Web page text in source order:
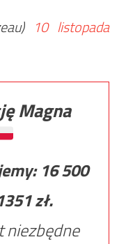
10 listopada
Magna
16 500
zł.
niezbędne